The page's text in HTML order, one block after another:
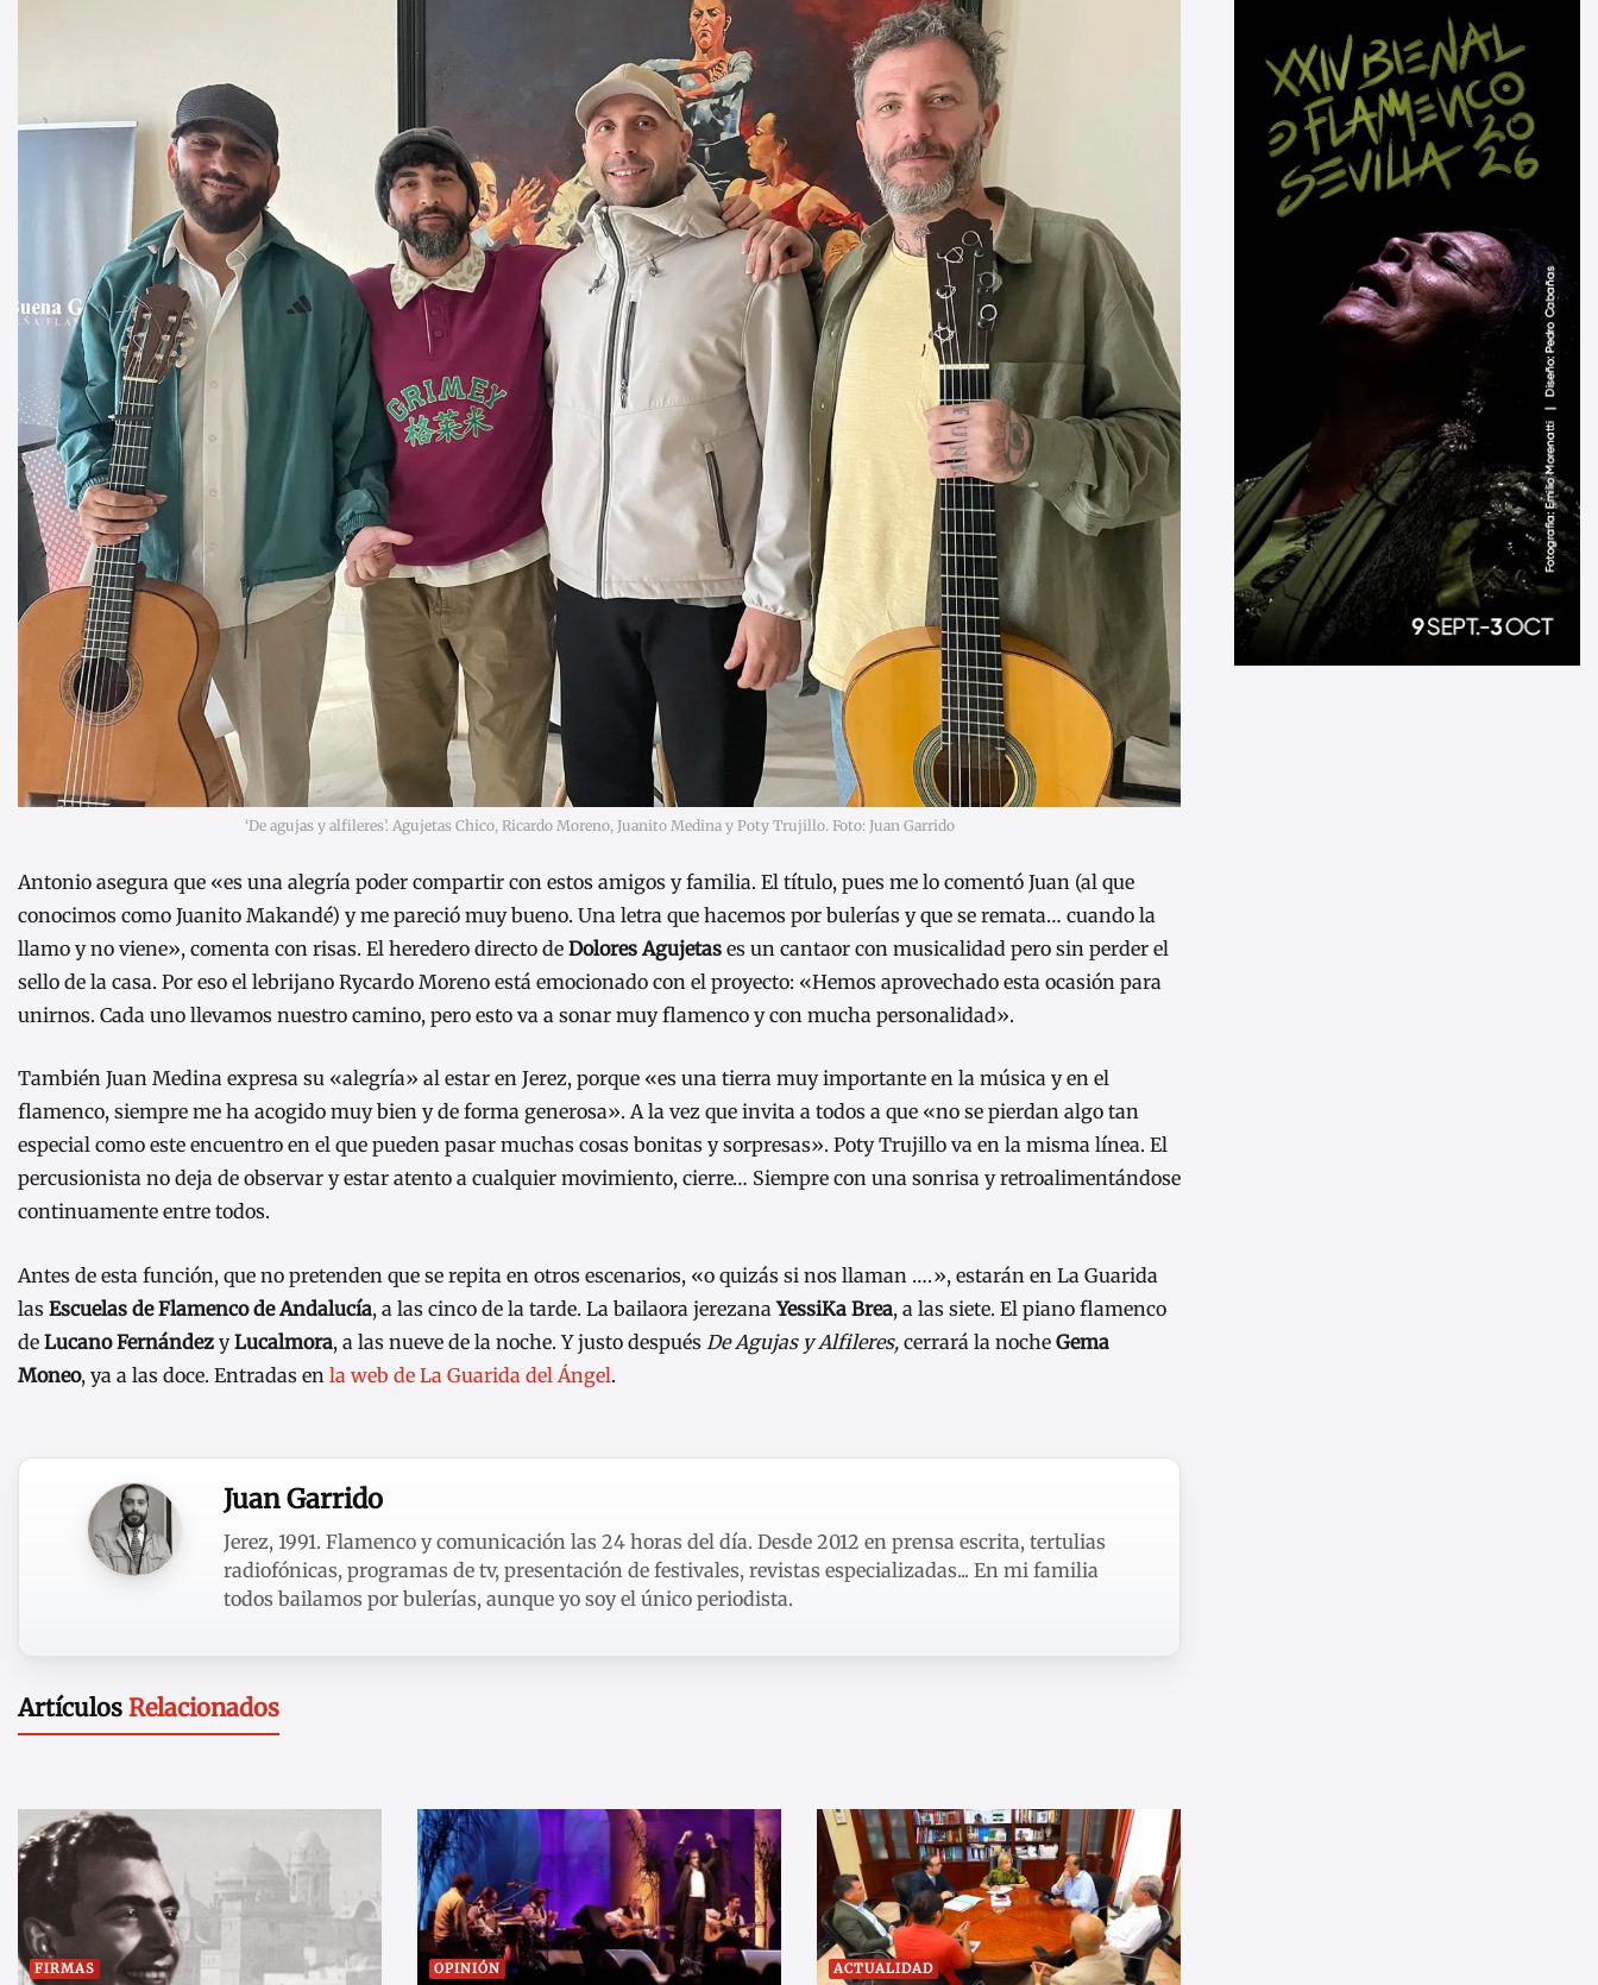
‘De agujas y alfileres’. Agujetas Chico, Ricardo Moreno, Juanito Medina y Poty Trujillo. Foto: Juan Garrido
Antonio asegura que «es una alegría poder compartir con estos amigos y familia. El título, pues me lo comentó Juan (al que
conocimos como Juanito Makandé) y me pareció muy bueno. Una letra que hacemos por bulerías y que se remata… cuando la
llamo y no viene», comenta con risas. El heredero directo de Dolores Agujetas es un cantaor con musicalidad pero sin perder el
sello de la casa. Por eso el lebrijano Rycardo Moreno está emocionado con el proyecto: «Hemos aprovechado esta ocasión para
unirnos. Cada uno llevamos nuestro camino, pero esto va a sonar muy flamenco y con mucha personalidad».
También Juan Medina expresa su «alegría» al estar en Jerez, porque «es una tierra muy importante en la música y en el
flamenco, siempre me ha acogido muy bien y de forma generosa». A la vez que invita a todos a que «no se pierdan algo tan
especial como este encuentro en el que pueden pasar muchas cosas bonitas y sorpresas». Poty Trujillo va en la misma línea. El
percusionista no deja de observar y estar atento a cualquier movimiento, cierre… Siempre con una sonrisa y retroalimentándose
continuamente entre todos.
Antes de esta función, que no pretenden que se repita en otros escenarios, «o quizás si nos llaman ….», estarán en La Guarida
las Escuelas de Flamenco de Andalucía, a las cinco de la tarde. La bailaora jerezanaYessiKa Brea, a las siete. El piano flamenco
de Lucano Fernández yLucalmora, a las nueve de la noche. Y justo después De Agujas y Alfileres, cerrará la noche Gema
Moneo, ya a las doce. Entradas en la web de La Guarida del Ángel.
Juan Garrido
Jerez, 1991. Flamenco y comunicación las 24 horas del día. Desde 2012 en prensa escrita, tertulias
radiofónicas, programas de tv, presentación de festivales, revistas especializadas... En mi familia
todos bailamos por bulerías, aunque yo soy el único periodista.
Artículos Relacionados
FIRMAS OPINIÓN ACTUALIDAD